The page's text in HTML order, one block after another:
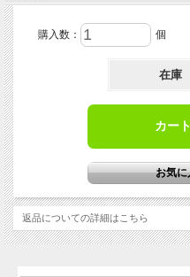
※ 本商品は「箱単位（10本
「T.K.マークペン（マーキ
※カラーマーケットでは、
品のみを扱っております。
こちらの商品は、地元の染
ております。どうぞ安心し
繊維織物の反末表示記号用マー
T.K.マークペンは優れた耐
購入数： 個
在庫
返品についての詳細はこちら